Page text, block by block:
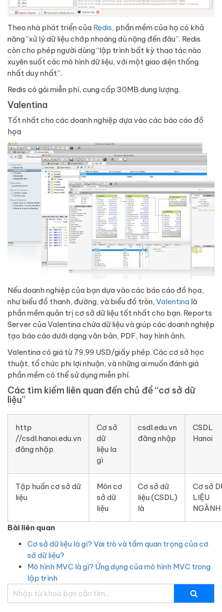
Theo nhà phát triển của Redis, phần mềm của họ có khả
năng “xử lý dữ liệu chớp nhoáng dù nặng đến đâu”. Redis
còn cho phép người dùng “lập trình bất kỳ thao tác nào
xuyên suốt các mô hình dữ liệu, với một giao diện thống
nhất duy nhất”.
Redis có gói miễn phí, cung cấp 30MB dung lượng.
Valentina
Tốt nhất cho các doanh nghiệp dựa vào các báo cáo đồ
họa
Nếu doanh nghiệp của bạn dựa vào các báo cáo đồ họa,
như biểu đồ thanh, đường, và biểu đồ tròn, Valentina là
phần mềm quản trị cơ sở dữ liệu tốt nhất cho bạn. Reports
Server của Valentina chứa dữ liệu và giúp các doanh nghiệp
tạo báo cáo dưới dạng văn bản, PDF, hay hình ảnh.
Valentina có giá từ 79,99 USD/giấy phép. Các cơ sở học
thuật, tổ chức phi lợi nhuận, và những ai muốn đánh giá
phần mềm có thể sử dụng miễn phí.
Các tìm kiếm liên quan đến chủ đề “cơ sở dữ
liệu”
http
//csdl.hanoi.edu.vn
đăng nhập
Cơ sở
dữ
liệu la
gì
csdl.edu.vn
đăng nhập
CSDL
Hanoi
Tập huấn cơ sở dữ
liệu
Môn cơ
sở dữ
liệu
Cơ sở dữ
liệu (CSDL)
là
Cơ sở
LIỆU
NGÀNH
Bài liên quan
Cơ sở dữ liệu là gì? Vai trò và tầm quan trọng của cơ
sở dữ liệu?
Mô hình MVC là gì? Ứng dụng của mô hình MVC trong
lập trình